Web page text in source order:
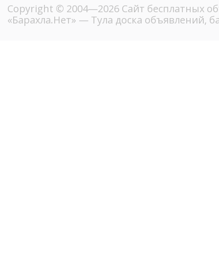
Copyright © 2004—2026 Сайт бесплатных
«Барахла.Нет» — Тула доска объявлений,